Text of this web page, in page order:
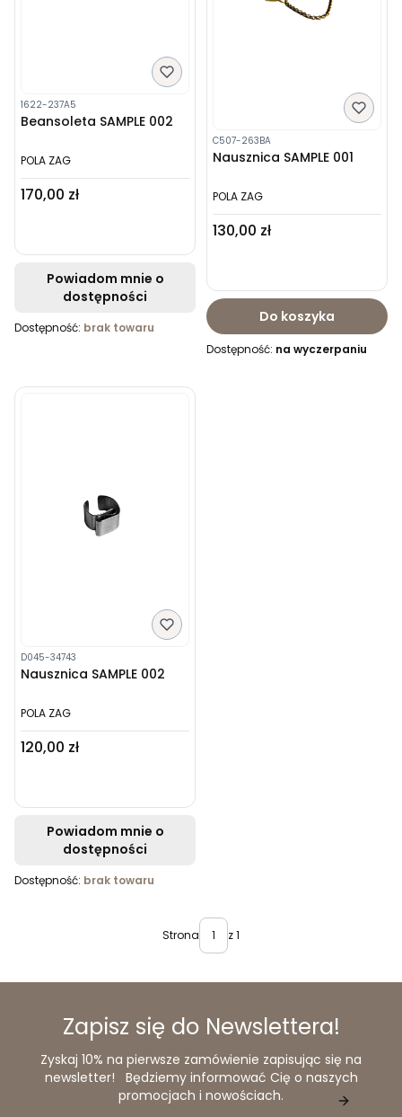
1622-237A5
Beansoleta SAMPLE 002
POLA ZAG
Cena
170,00 zł
Powiadom mnie o
dostępności
Dostępność: brak towaru
C507-263BA
Nausznica SAMPLE 001
POLA ZAG
Cena
130,00 zł
Do koszyka
Dostępność: na wyczerpaniu
D045-34743
Nausznica SAMPLE 002
POLA ZAG
Cena
120,00 zł
Powiadom mnie o
dostępności
Dostępność: brak towaru
Strona z 1
Zapisz się do Newslettera!
Zyskaj 10% na pierwsze zamówienie zapisując się na
newsletter! Będziemy informować Cię o naszych
promocjach i nowościach.